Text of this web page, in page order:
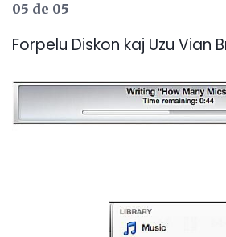
05 de 05
Forpelu Diskon kaj Uzu Vian